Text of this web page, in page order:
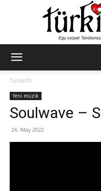
Türkinfo
Yeni müzik
Soulwave –
26. May 2022